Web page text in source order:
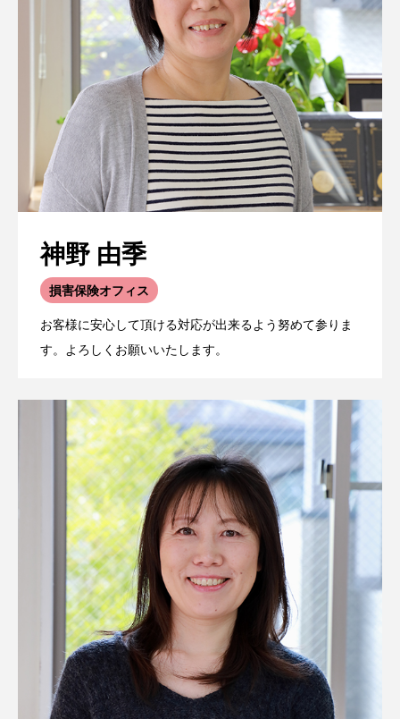
神野 由季
損害保険オフィス
お客様に安心して頂ける対応が出来るよう努めて参りま
す。よろしくお願いいたします。